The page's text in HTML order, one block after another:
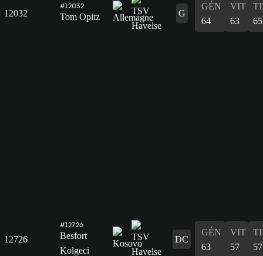
12032
#12032
Tom Opitz G
GÉN
64
VIT
63
65
12726
#12726
Besfort
Kolgeci
DC
GÉN
63
VIT
57
57